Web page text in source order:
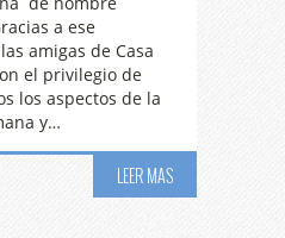
a ese
amigas de Casa
el privilegio de
los aspectos de la
y…
LEER MAS